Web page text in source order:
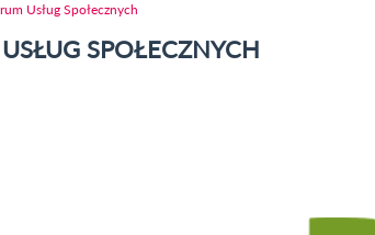
Usług Społecznych
SPOŁECZNYCH